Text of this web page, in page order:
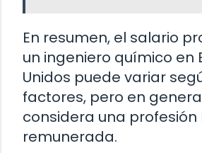
En resumen, el salario
un ingeniero químico en
Unidos puede variar
factores, pero en
considera una profesión
remunerada.